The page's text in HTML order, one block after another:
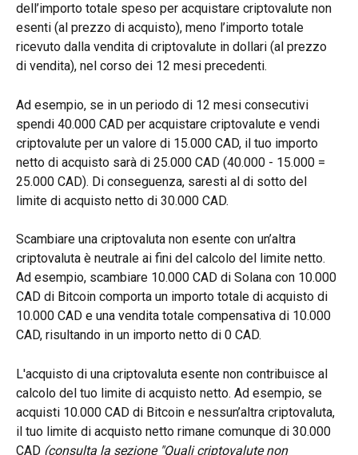
dell’importo totale speso per acquistare criptovalute non
esenti (al prezzo di acquisto), meno l’importo totale
ricevuto dalla vendita di criptovalute in dollari (al prezzo
di vendita), nel corso dei 12 mesi precedenti.
Ad esempio, se in un periodo di 12 mesi consecutivi
spendi 40.000 CAD per acquistare criptovalute e vendi
criptovalute per un valore di 15.000 CAD, il tuo importo
netto di acquisto sarà di 25.000 CAD (40.000 - 15.000 =
25.000 CAD). Di conseguenza, saresti al di sotto del
limite di acquisto netto di 30.000 CAD.
Scambiare una criptovaluta non esente con un’altra
criptovaluta è neutrale ai fini del calcolo del limite netto.
Ad esempio, scambiare 10.000 CAD di Solana con 10.000
CAD di Bitcoin comporta un importo totale di acquisto di
10.000 CAD e una vendita totale compensativa di 10.000
CAD, risultando in un importo netto di 0 CAD.
L'acquisto di una criptovaluta esente non contribuisce al
calcolo del tuo limite di acquisto netto. Ad esempio, se
acquisti 10.000 CAD di Bitcoin e nessun’altra criptovaluta,
il tuo limite di acquisto netto rimane comunque di 30.000
CAD (consulta la sezione "Quali criptovalute non